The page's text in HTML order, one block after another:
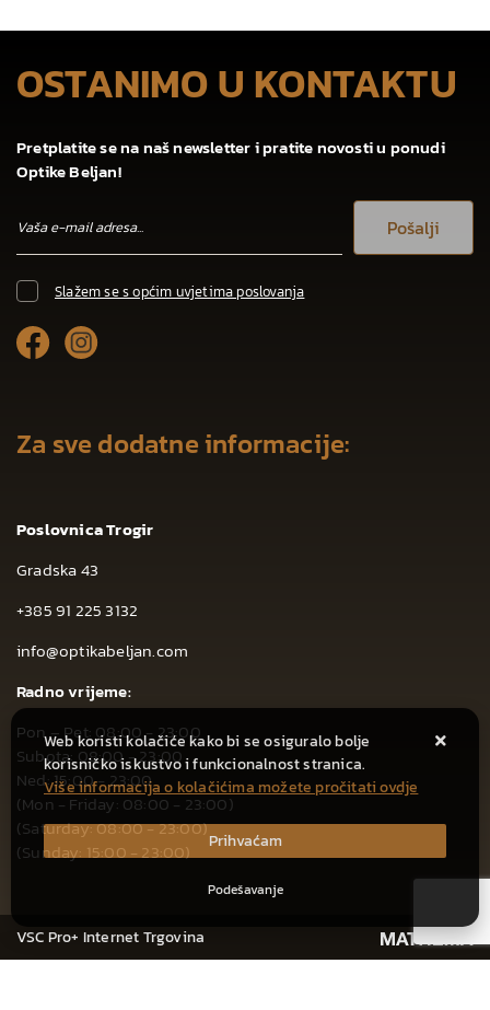
OSTANIMO U KONTAKTU
Pretplatite se na naš newsletter i pratite novosti u ponudi
Optike Beljan!
Pošalji
Slažem se s općim uvjetima poslovanja
Za sve dodatne informacije:
Poslovnica Trogir
Gradska 43
+385 91 225 3132
info@optikabeljan.com
Radno vrijeme:
Pon – Pet: 08:00 - 23:00
Subota: 08:00 - 23:00
Ned: 15:00 - 23:00
(Mon - Friday: 08:00 - 23:00)
(Saturday: 08:00 - 23:00)
(Sunday: 15:00 - 23:00)
VSC Pro+ Internet Trgovina
Web koristi kolačiće kako bi se osiguralo bolje
korisničko iskustvo i funkcionalnost stranica.
Više informacija o kolačićima možete pročitati ovdje
Prihvaćam
Podešavanje